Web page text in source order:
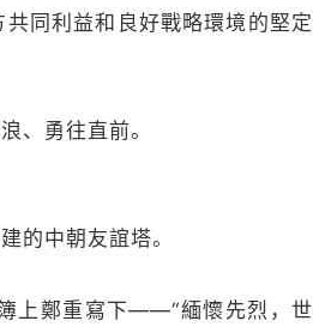
同利益和良好戰略環境的堅定
、勇往直前。
中朝友誼塔。
上鄭重寫下——“緬懷先烈，世